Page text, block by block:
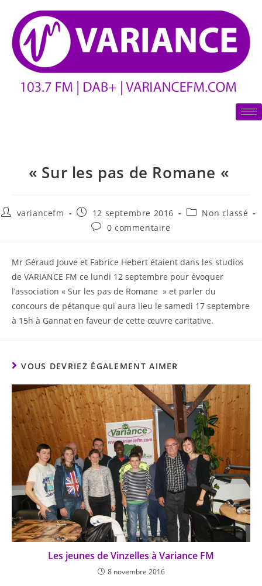
« Sur les pas de Romane «
variancefm 12 septembre 2016
Non classé
0 commentaire
Mr Géraud Jouve et Fabrice Hebert étaient dans les studios
de VARIANCE FM ce lundi 12 septembre pour évoquer
l’association « Sur les pas de Romane » et parler du
concours de pétanque qui aura lieu le samedi 17 septembre
à 15h à Gannat en faveur de cette œuvre caritative.
VOUS DEVRIEZ ÉGALEMENT AIMER
Les jeunes de Vinzelles à Variance FM
8 novembre 2016